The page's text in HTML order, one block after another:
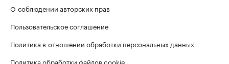
О соблюдении авторских прав
Пользовательское соглашение
Политика в отношении обработки персональных данных
Политика обработки файлов cookie